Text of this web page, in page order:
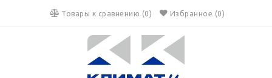
Товары к сравнению (0) Избранное (0)